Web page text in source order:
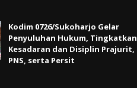
Kodim 0726/Sukoharjo Gelar
Penyuluhan Hukum, Tingkatkan
Kesadaran dan Disiplin Prajurit,
PNS, serta Persit